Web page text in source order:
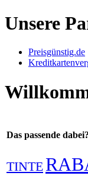
Unsere
Preisgünstig.de
Das passende
TINTE